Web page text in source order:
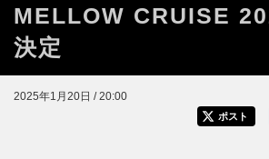
MELLOW CRUISE
決定
2025年1月20日 / 20:00
ポスト